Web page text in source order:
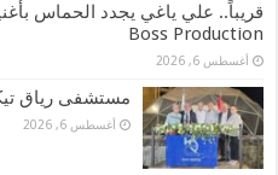
قريباً.. علي ياغي يجدد الحماس
Boss Production
أغسطس 6, 2026
مستشفى رياق
أغسطس 6, 2026